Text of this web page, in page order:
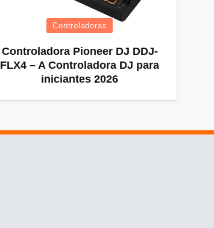
Controladoras
Controladora Pioneer DJ DDJ-
FLX4 – A Controladora DJ para
iniciantes 2026